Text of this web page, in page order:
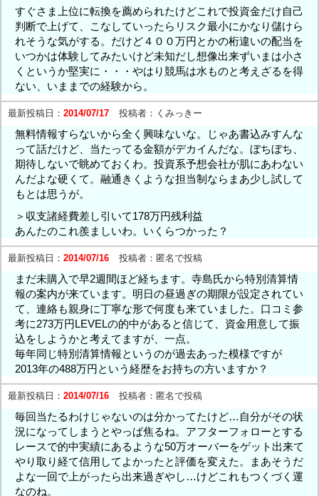
すぐさま上位に転換を薦められたけどこれで投資金だけ自己
判断で上げて、こなしていったらリスク最小にかなり儲けら
れそうな気がする。だけど４００万円とかの桁違いの配当を
いつかは体験してみたいけど未知だし想像出来ずいまは小さ
くというか堅実に・・・やはり競馬は水ものと考えざるを得
ない、いままでの経験から。
最新投稿日： 2014/07/17 投稿者： くみっきー
無料情報すらないから全く興味ないな。じゃあ書込みすんな
って話だけど、当たってる金額がデカイんだな。ぼちぼち、
期待しないで眺めておくわ。投資系予想会社が肌にあわない
んだよな硬くて。融通きくような担当制ならまあ少し試して
もとは思うが。
＞収支諸経費差し引いて178万円残利益
あんたのこれ羨ましいわ。いくらつかった？
最新投稿日： 2014/07/16 投稿者： 匿名で投稿
まだ未購入で早2週間ほど経ちます。寺島氏から特別清算情
報の案内が来ています。明日の昼過ぎの期限が設定されてい
て、連絡も親身に丁寧な形で何度も来ていました。口コミ参
考に273万円LEVELの的中があると信じて、資金用意して振
込をしようかと考えてますが、一点。
毎年同じ特別清算情報というのが過去あった模様ですが
2013年の488万円という経歴をお持ちの方いますか？
最新投稿日： 2014/07/16 投稿者： 匿名で投稿
毎回当たるわけじゃないのは分かってたけど…自分がその状
況になってしまうとやっぱ焦るね。アフターフォローとする
レースで的中実績にあるような50万オーバーをゲット出来て
やり取り経て信用してよかったと評価を変えた。まあそうだ
よな一回で上がったら出来過ぎやし…けどこれもつくづく運
なのね。